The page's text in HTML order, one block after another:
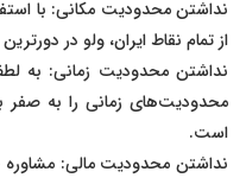
نداشتن محدودیت مکانی: با
از تمام نقاط ایران، ولو در
نداشتن محدودیت زمانی: به
است.
نداشتن محدودیت مالی: مشاوره